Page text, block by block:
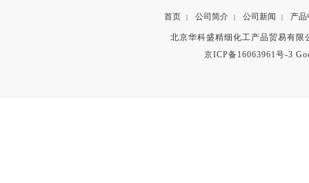
首页 | 公司简介 | 公司新闻 | 产品
北京华科盛精细化工产品贸易有
京ICP备16063961号-3